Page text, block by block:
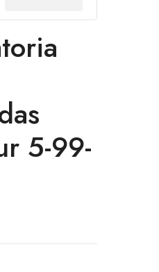
5-99-